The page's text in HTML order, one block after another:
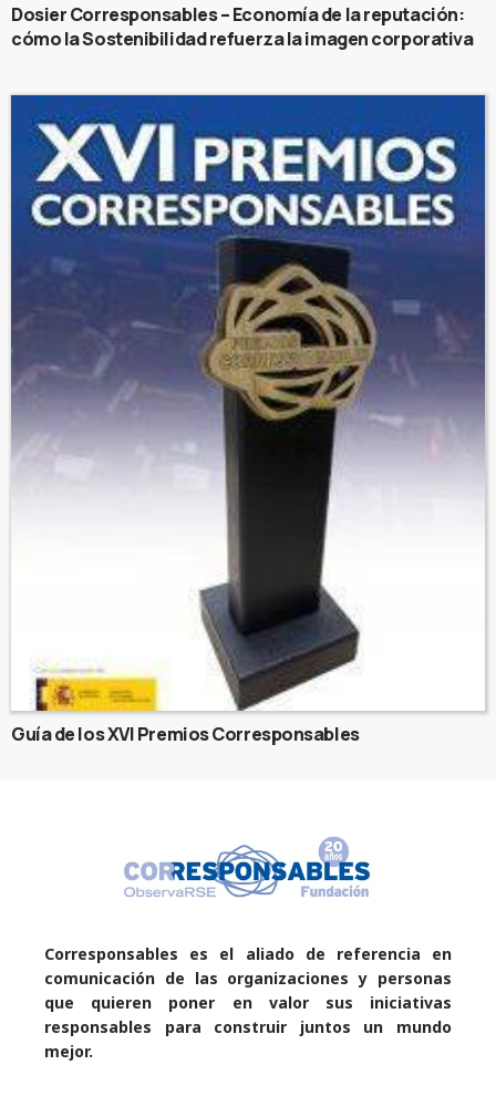
Dosier Corresponsables – Economía de la reputación:
cómo la Sostenibilidad refuerza la imagen corporativa
Guía de los XVI Premios Corresponsables
Corresponsables es el aliado de referencia en
comunicación de las organizaciones y personas
que quieren poner en valor sus iniciativas
responsables para construir juntos un mundo
mejor.